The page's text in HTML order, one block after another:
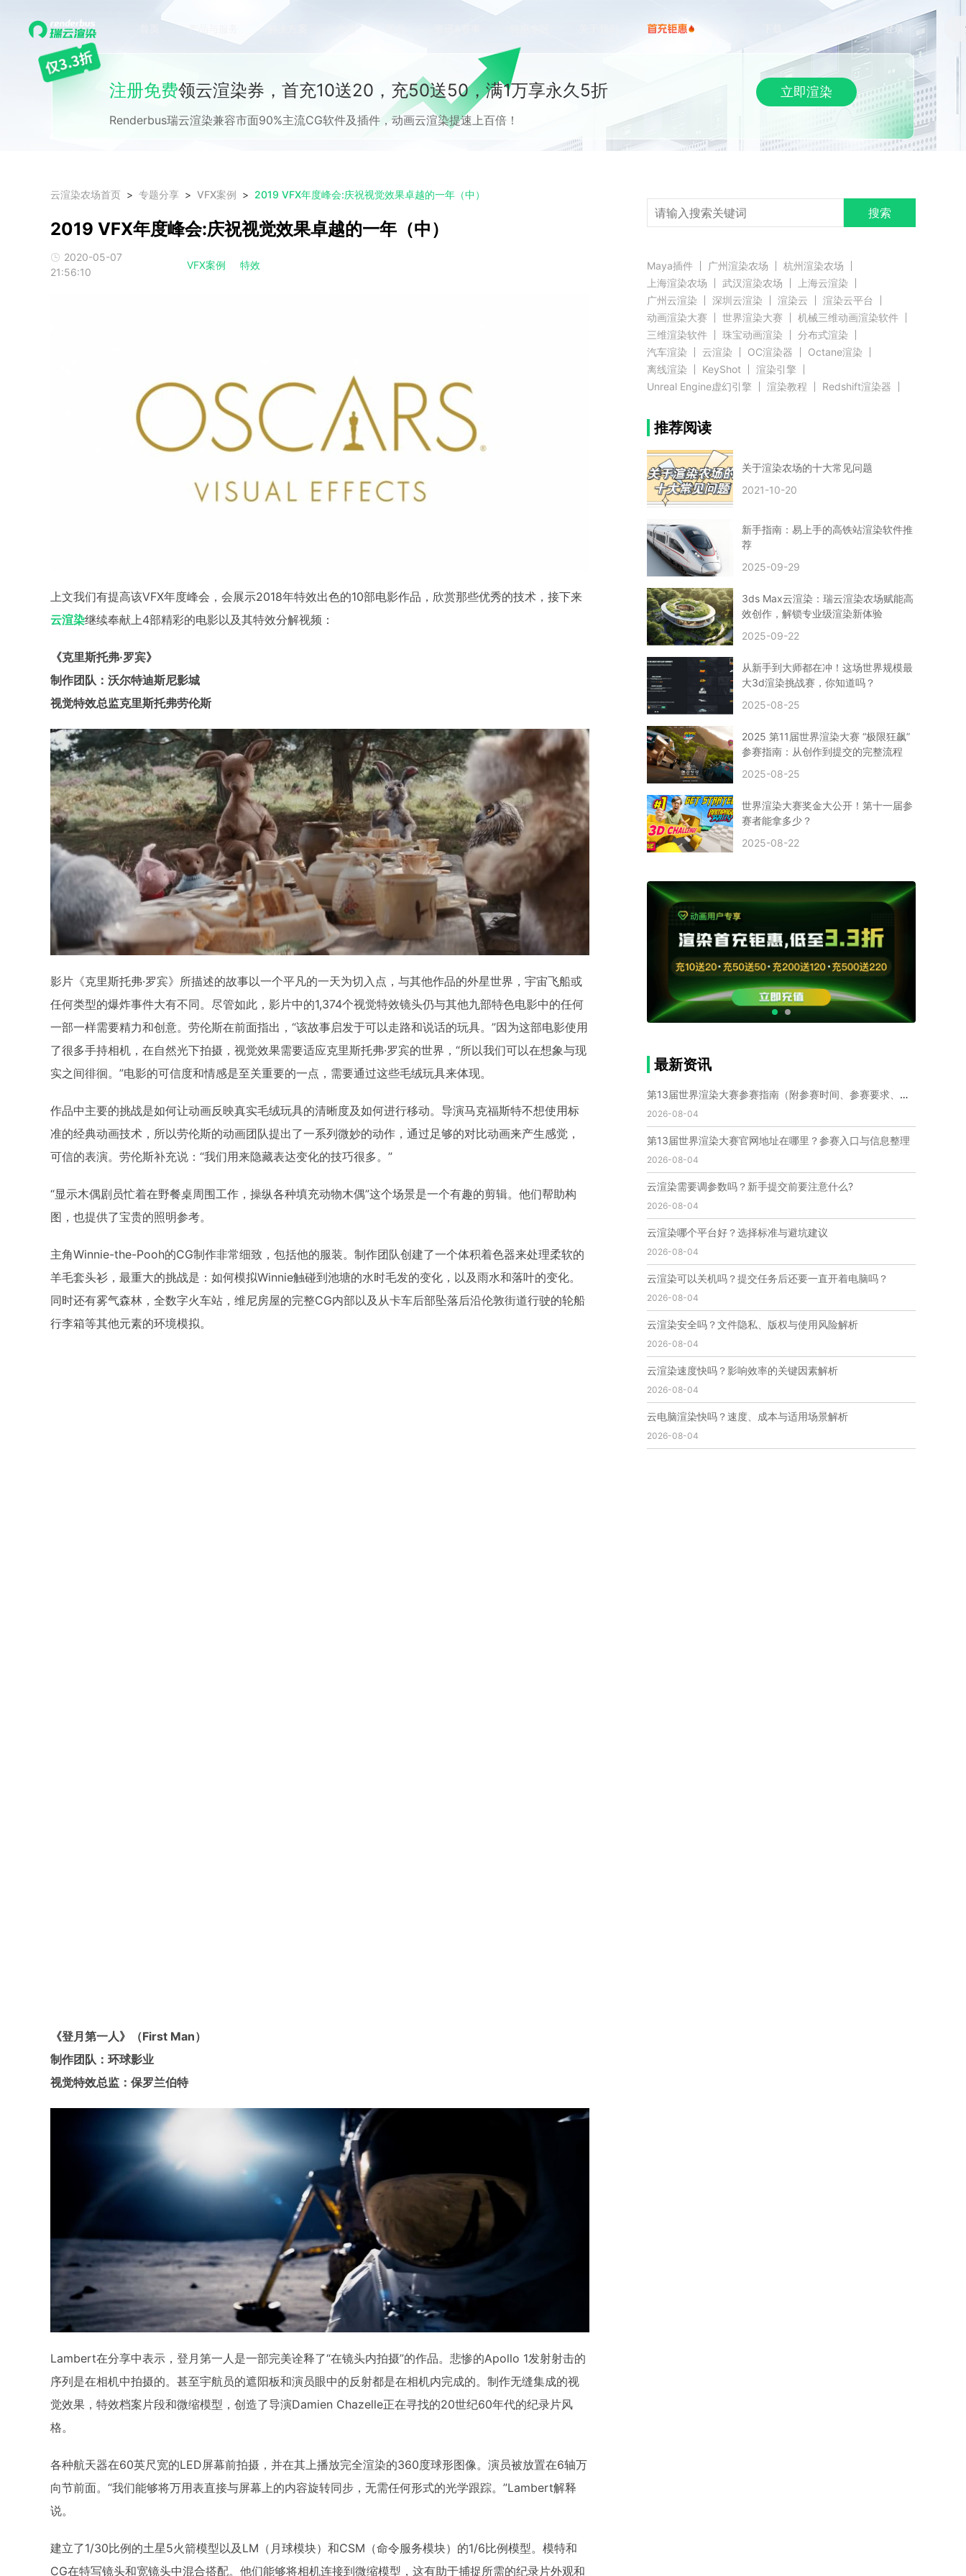
产品与服务 登录
注册免费领云渲染券，首充10送20，充50送50，满1万享永久5折
Renderbus瑞云渲染兼容市面90%主流CG软件及插件，动画云渲染提速上百倍！
立即渲染
云渲染农场首页 专题分享 VFX案例 2019 VFX年度峰会:庆祝视觉效果卓越的一年（中）
2019 VFX年度峰会:庆祝视觉效果卓越的一年（中）
2020-05-07
21:56:10
VFX案例 特效
上文我们有提高该VFX年度峰会，会展示2018年特效出色的10部电影作品，欣赏那些优秀的技术，接下来
云渲染继续奉献上4部精彩的电影以及其特效分解视频：
《克里斯托弗·罗宾》
制作团队：沃尔特迪斯尼影城
视觉特效总监克里斯托弗劳伦斯
影片《克里斯托弗·罗宾》所描述的故事以一个平凡的一天为切入点，与其他作品的外星世界，宇宙飞船或
任何类型的爆炸事件大有不同。尽管如此，影片中的1,374个视觉特效镜头仍与其他九部特色电影中的任何
一部一样需要精力和创意。劳伦斯在前面指出，“该故事启发于可以走路和说话的玩具。”因为这部电影使用
了很多手持相机，在自然光下拍摄，视觉效果需要适应克里斯托弗·罗宾的世界，“所以我们可以在想象与现
实之间徘徊。”电影的可信度和情感是至关重要的一点，需要通过这些毛绒玩具来体现。
作品中主要的挑战是如何让动画反映真实毛绒玩具的清晰度及如何进行移动。导演马克福斯特不想使用标
准的经典动画技术，所以劳伦斯的动画团队提出了一系列微妙的动作，通过足够的对比动画来产生感觉，
可信的表演。劳伦斯补充说：“我们用来隐藏表达变化的技巧很多。”
“显示木偶剧员忙着在野餐桌周围工作，操纵各种填充动物木偶”这个场景是一个有趣的剪辑。他们帮助构
图，也提供了宝贵的照明参考。
主角Winnie-the-Pooh的CG制作非常细致，包括他的服装。制作团队创建了一个体积着色器来处理柔软的
羊毛套头衫，最重大的挑战是：如何模拟Winnie触碰到池塘的水时毛发的变化，以及雨水和落叶的变化。
同时还有雾气森林，全数字火车站，维尼房屋的完整CG内部以及从卡车后部坠落后沿伦敦街道行驶的轮船
行李箱等其他元素的环境模拟。
《登月第一人》（First Man）
制作团队：环球影业
视觉特效总监：保罗兰伯特
Lambert在分享中表示，登月第一人是一部完美诠释了“在镜头内拍摄”的作品。悲惨的Apollo 1发射射击的
序列是在相机中拍摄的。甚至宇航员的遮阳板和演员眼中的反射都是在相机内完成的。制作无缝集成的视
觉效果，特效档案片段和微缩模型，创造了导演Damien Chazelle正在寻找的20世纪60年代的纪录片风
格。
各种航天器在60英尺宽的LED屏幕前拍摄，并在其上播放完全渲染的360度球形图像。演员被放置在6轴万
向节前面。“我们能够将万用表直接与屏幕上的内容旋转同步，无需任何形式的光学跟踪。”Lambert解释
说。
建立了1/30比例的土星5火箭模型以及LM（月球模块）和CSM（命令服务模块）的1/6比例模型。模特和
CG在特写镜头和宽镜头中混合搭配。他们能够将相机连接到微缩模型，这有助于捕捉所需的纪录片外观和
搜索
Maya插件 广州渲染农场
杭州渲染农场
上海渲染农场
武汉渲染农场
上海云渲染
广州云渲染
深圳云渲染 渲染云
渲染云平台
动画渲染大赛
世界渲染大赛
机械三维动画渲染软件
三维渲染软件
珠宝动画渲染
分布式渲染
汽车渲染
云渲染 OC渲染器
Octane渲染
离线渲染
KeyShot
渲染引擎
Unreal Engine虚幻引擎
渲染教程
Redshift渲染器
推荐阅读
3D模型教程
云渲染农场使用教程
渲染图黑色
云渲染农场价格
建筑效果图渲染
渲染速度慢
贴图教程
CG角色制作心得
动画渲染 在线渲染
渲染技巧
雕刻3D模型
Blender云端渲染
maya渲染 CG动画
动画制作
Blender
CG渲染 渲染农场
3dmax云端渲染
渲染图
CG原画
clarisse教程
拟真人物制作 实时渲染
视觉效果
视觉特效
特效 VRay制作案例
VFX案例
手动渲染农场
云渲染小课堂
CPU渲染
Arnold案例
vr渲染器
效果图渲染 免费云渲染
Autodesk
2D转3D
SU渲染 圣诞短片
风暴幽灵船
云渲染大咖专访
CG电影云渲染案例
Houdini建模案例
CG人物制作
Maya基础知识
Blender渲染技巧
3ds Max资讯
3ds Max教程
CG软件资讯
3d云渲染
3dmax渲染
Substance Painter
vray网络渲染
SAAS渲染农场
Lumion
ZBrush技巧
SketchUp教程
3dmax 渲染慢
渲染卡顿
云渲染怎么收费
纹理渲染
全局光引擎
渲染溢色
EEVEE渲染器
Cycles渲染器
C4D教程
Corona降噪器
奥斯卡
人物建模渲染
在线建模渲染
北京渲染农场
成都动画渲染
免费渲染农场
网络渲染农场
个人渲染农场
小型渲染农场
自建渲染农场
视频渲染农场
渲染农场软件
cpu渲染农场
渲染农场费用
渲染农场下载
模型软件
建模渲染软件
三维建模渲染
3d建模渲染
云渲染农场
C4D渲染农场
渲染农场收费
云渲染农场价格
瑞云渲染农场价格
动画渲染农场
第十一届世界渲染大赛
世界渲染大赛时间
世界渲染大赛官网
国际渲染大赛
国际渲染大赛排名
世界渲染大赛软件
瑞云官网
瑞云科技 端云
瑞云渲染官网
网络渲染软件
云渲染服务
云渲染怎么收费
云渲染怎么用
云渲染技术
云渲染原理 云渲染插件
云渲染软件
云渲染引擎
云渲染主机
云渲染软件厂家
免费云渲染
云渲染网站
云渲染收费 云渲染厂家
云渲染厂商
瑞云渲染大赛
3d渲染大赛
CG动画渲染大赛
瑞云渲染大赛报名页
瑞云渲染大赛奖项
瑞云渲染大赛历届大赛回顾
云渲染电脑
云渲染配置 云主机渲染
视频云渲染
实时渲染云
推荐阅读
关于渲染农场的十大常见问题
2021-10-20
新手指南：易上手的高铁站渲染软件推
荐
2025-09-29
3ds Max云渲染：瑞云渲染农场赋能高
效创作，解锁专业级渲染新体验
2025-09-22
从新手到大师都在冲！这场世界规模最
大3d渲染挑战赛，你知道吗？
2025-08-25
2025 第11届世界渲染大赛 “极限狂飙”
参赛指南：从创作到提交的完整流程
2025-08-25
世界渲染大赛奖金大公开！第十一届参
赛者能拿多少？
2025-08-22
最新资讯
第13届世界渲染大赛参赛指南（附参赛时间、参赛要求、赛事奖励等）
2026-08-04
第13届世界渲染大赛官网地址在哪里？参赛入口与信息整理
2026-08-04
云渲染需要调参数吗？新手提交前要注意什么?
2026-08-04
云渲染哪个平台好？选择标准与避坑建议
2026-08-04
云渲染可以关机吗？提交任务后还要一直开着电脑吗？
2026-08-04
云渲染安全吗？文件隐私、版权与使用风险解析
2026-08-04
云渲染速度快吗？影响效率的关键因素解析
2026-08-04
云电脑渲染快吗？速度、成本与适用场景解析
2026-08-04